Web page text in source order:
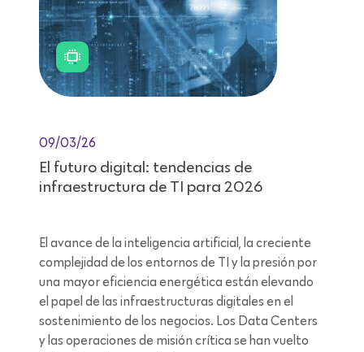
09/03/26
El futuro digital: tendencias de
infraestructura de TI para 2026
El avance de la inteligencia artificial, la creciente
complejidad de los entornos de TI y la presión por
una mayor eficiencia energética están elevando
el papel de las infraestructuras digitales en el
sostenimiento de los negocios. Los Data Centers
y las operaciones de misión crítica se han vuelto